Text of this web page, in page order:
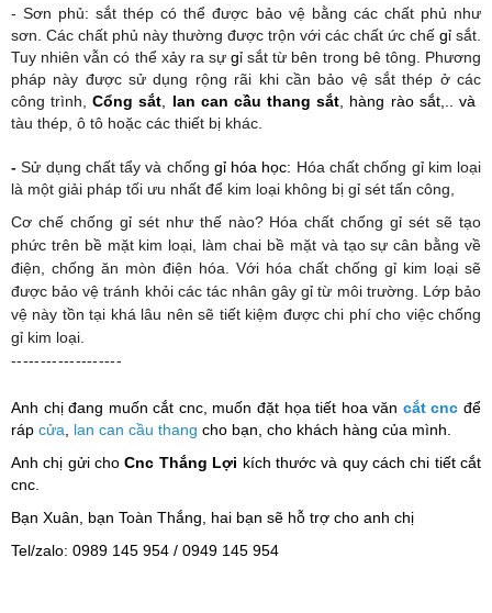
- Sơn phủ: sắt thép có thể được bảo vệ bằng các chất phủ như
sơn. Các chất phủ này thường được trộn với các chất ức chế ​g​ỉ sắt.
Tuy nhiên vẫn có thể xảy ra sự​g​ỉ sắt từ bên trong bê tông. Phương
pháp này được sử dụng rộng rãi khi cần bảo vệ sắt thép ở các
công trình,Cổng sắt lan can cầu thang sắt , hàng rào sắt,.. và ​
tàu thép, ô tô hoặc các thiết bị khác.
-Sử dụng chất tẩy và chống ​gỉ​ hóa học: Hóa chất chống gỉ kim loại
là một giải pháp tối ưu nhất để kim loại không bị gỉ sét tấn công,
Cơ chế chống gỉ sét như thế nào? Hóa chất chống gỉ sét sẽ tạo
phức trên bề mặt kim loại, làm chai bề mặt và tạo sự cân bằng về
điện, chống ăn mòn điện hóa. Với hóa chất chống gỉ kim loại sẽ
được bảo vệ tránh khỏi các tác nhân gây gỉ từ môi trường. Lớp bảo
vệ này tồn tại khá lâu nên sẽ tiết kiệm được chi phí cho việc chống
gỉ kim loại.
-------------------
Anh chị đang muốn cắt cnc, muốn đặt họa tiết hoa văn cắt cnc để
ráp cửa lan can cầu thang cho bạn, cho khách hàng của mình.
Anh chị gửi choCnc Thắng Lợi kích thước và quy cách chi tiết cắt
cnc.
Bạn Xuân, bạn Toàn Thắng, hai bạn sẽ hỗ trợ cho anh chị
Tel/zalo: 0989 145 954 / 0949 145 954